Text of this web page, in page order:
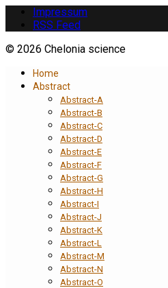
Impressum
RSS Feed
© 2026 Chelonia science
Home
Abstract
Abstract-A
Abstract-B
Abstract-C
Abstract-D
Abstract-E
Abstract-F
Abstract-G
Abstract-H
Abstract-I
Abstract-J
Abstract-K
Abstract-L
Abstract-M
Abstract-N
Abstract-O